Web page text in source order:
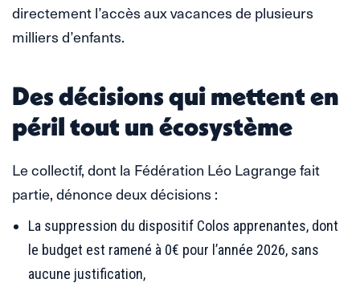
directement l’accès aux vacances de plusieurs
milliers d’enfants.
Des décisions qui mettent en
péril tout un écosystème
Le collectif, dont la Fédération Léo Lagrange fait
partie, dénonce deux décisions :
La suppression du dispositif Colos apprenantes, dont
le budget est ramené à 0€ pour l’année 2026, sans
aucune justification,